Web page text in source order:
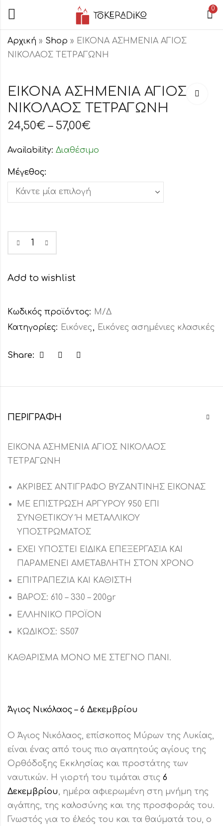
0
Αρχική » Shop » ΕΙΚΟΝΑ ΑΣΗΜΕΝΙΑ ΑΓΙΟΣ
ΝΙΚΟΛΑΟΣ ΤΕΤΡΑΓΩΝΗ
ΑΣΗΜΕΝΙΑ ΑΓΙΑ
ΟΙΚΟΓΕΝΕΙΑ
ΤΕΤΡΑΓΩΝΗ
24,50 €
ΑΣΗΜΕΝΙΑ
ΑΓΙΟΣ
ΓΕΩΡΓΙΟΣ
24,50
ΕΙΚΟΝΑ ΑΣΗΜΕΝΙΑ ΑΓΙΟΣ
ΝΙΚΟΛΑΟΣ ΤΕΤΡΑΓΩΝΗ
24,50€ – 57,00€
Availability: Διαθέσιμο
Μέγεθος:
Add to wishlist
Κωδικός προϊόντος: Μ/Δ
Κατηγορίες: Εικόνες, Εικόνες ασημένιες κλασικές
Share:
ΠΕΡΙΓΡΑΦΉ
ΕΙΚΟΝΑ ΑΣΗΜΕΝΙΑ ΑΓΙΟΣ ΝΙΚΟΛΑΟΣ
ΤΕΤΡΑΓΩΝΗ
ΑΚΡΙΒΕΣ ΑΝΤΙΓΡΑΦΟ ΒΥΖΑΝΤΙΝΗΣ ΕΙΚΟΝΑΣ
ΜΕ ΕΠΙΣΤΡΩΣΗ ΑΡΓΥΡΟΥ 950 ΕΠΙ
ΣΥΝΘΕΤΙΚΟΥ Ή ΜΕΤΑΛΛΙΚΟΥ
ΥΠΟΣΤΡΩΜΑΤΟΣ
ΕΧΕΙ ΥΠΟΣΤΕΙ ΕΙΔΙΚΑ ΕΠΕΞΕΡΓΑΣΙΑ ΚΑΙ
ΠΑΡΑΜΕΝΕΙ ΑΜΕΤΑΒΛΗΤΗ ΣΤΟΝ ΧΡΟΝΟ
ΕΠΙΤΡΑΠΕΖΙΑ ΚΑΙ ΚΑΘΙΣΤΗ
ΒΑΡΟΣ: 610 – 330 – 200gr
ΕΛΛΗΝΙΚΟ ΠΡΟΪΟΝ
ΚΩΔΙΚΟΣ: S507
ΚΑΘΑΡΙΣΜΑ ΜΟΝΟ ΜΕ ΣΤΕΓΝΟ ΠΑΝΙ.
Άγιος Νικόλαος – 6 Δεκεμβρίου
Ο Άγιος Νικόλαος, επίσκοπος Μύρων της Λυκίας,
είναι ένας από τους πιο αγαπητούς αγίους της
Ορθόδοξης Εκκλησίας και προστάτης των
ναυτικών. Η γιορτή του τιμάται στις 6
Δεκεμβρίου, ημέρα αφιερωμένη στη μνήμη της
αγάπης, της καλοσύνης και της προσφοράς του.
Γνωστός για το έλεός του και τα θαύματά του, ο